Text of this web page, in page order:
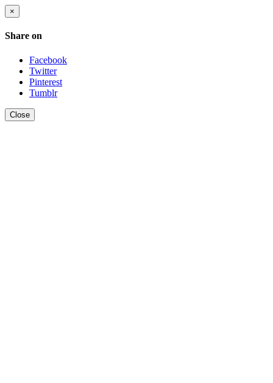
×
Share on
Facebook
Twitter
Pinterest
Tumblr
Close